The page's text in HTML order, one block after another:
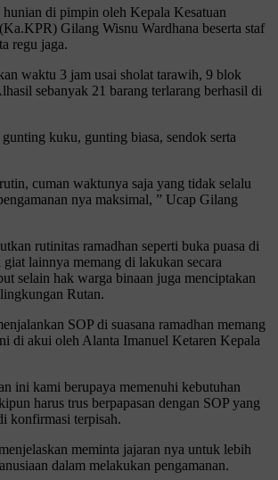
hunian di pimpin oleh Kepala Kesatuan
Gilang Wisnu Wardhana beserta staf
regu jaga.
waktu 3 jam usai sholat tarawih, 9 blok
sebanyak 21 barang terlarang berhasil di
kuku, gunting biasa, sendok serta
cuman waktunya saja yang tidak selalu
nya maksimal, ” Ucap Gilang
rutinitas ramadhan seperti buka puasa di
lainnya memang di lakukan secara
selain hak warga binaan juga menciptakan
Rutan.
SOP di suasana ramadhan memang
di akui oleh Alanta Imanuel Ketaren Kepala
ini kami berupaya memenuhi kebutuhan
harus trus berpapasan dengan SOP yang
konfirmasi terpisah.
meminta jajaran nya untuk lebih
dalam melakukan pengamanan.